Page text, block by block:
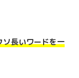
長いワードを一